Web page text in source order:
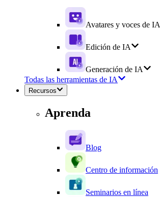
Avatares y voces de IA
Edición de IA
Generación de IA
Todas las herramientas de IA
Recursos
Aprenda
Blog
Centro de información
Seminarios en línea